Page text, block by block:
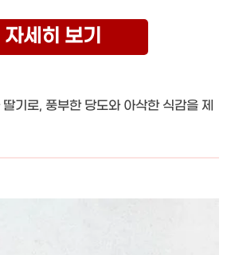
자세히 보기
기로, 풍부한 당도와 아삭한 식감을 제